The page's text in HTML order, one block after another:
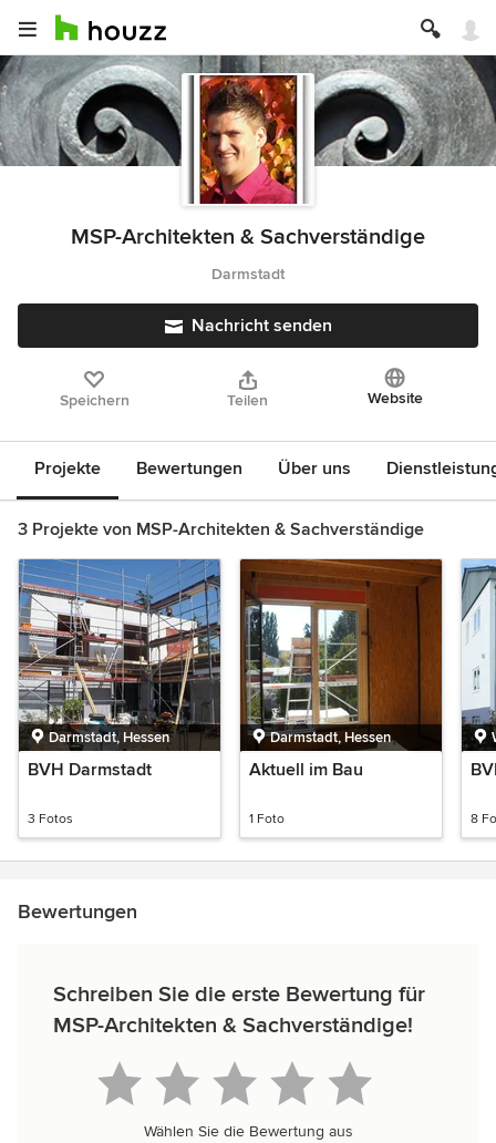
MSP-Architekten & Sachverständige
Darmstadt
Nachricht senden
Speichern Teilen Website
Projekte Bewertungen Über uns
3 Projekte von MSP-Architekten & Sachverständige
Darmstadt, Hessen
BVH Darmstadt
3 Fotos
Darmstadt, Hessen
Aktuell im Bau
1 Foto 8
Bewertungen
Schreiben Sie die erste Bewertung für
MSP-Architekten & Sachverständige!
Wählen Sie die Bewertung aus